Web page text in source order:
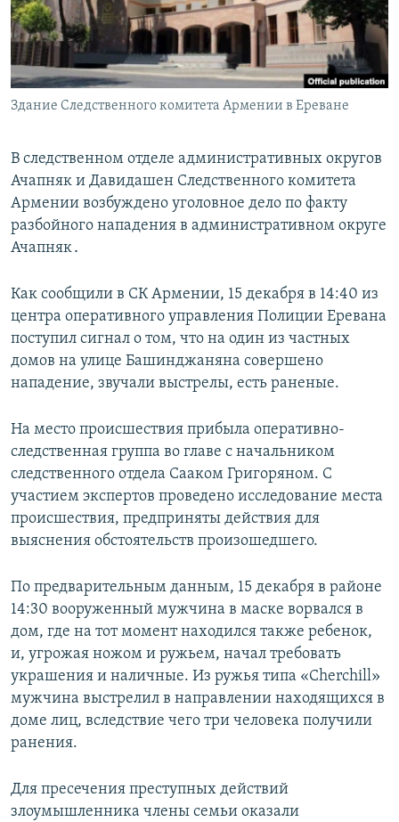
Հայերեն
English
Русский
Здание Следственного комитета Армении в Ереване
В следственном отделе административных округов
Ачапняк и Давидашен Следственного комитета
Армении возбуждено уголовное дело по факту
разбойного нападения в административном округе
Ачапняк․
Как сообщили в СК Армении, 15 декабря в 14:40 из
центра оперативного управления Полиции Еревана
поступил сигнал о том, что на один из частных
домов на улице Башинджаняна совершено
нападение, звучали выстрелы, есть раненые.
На место происшествия прибыла оперативно-
следственная группа во главе с начальником
следственного отдела Сааком Григоряном. С
участием экспертов проведено исследование места
происшествия, предприняты действия для
выяснения обстоятельств произошедшего.
По предварительным данным, 15 декабря в районе
14:30 вооруженный мужчина в маске ворвался в
дом, где на тот момент находился также ребенок,
и, угрожая ножом и ружьем, начал требовать
украшения и наличные. Из ружья типа «Cherchill»
мужчина выстрелил в направлении находящихся в
доме лиц, вследствие чего три человека получили
ранения.
Для пресечения преступных действий
злоумышленника члены семьи оказали